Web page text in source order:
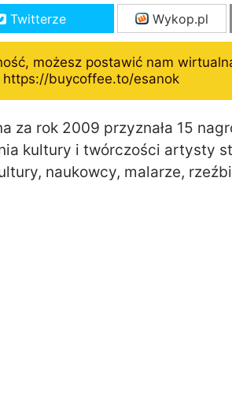
Twitterze Wykop.pl
możesz postawić nam
https://buycoffee.to/esanok
za rok 2009 przyznała 15
kultury i twórczości artysty
naukowcy, malarze,